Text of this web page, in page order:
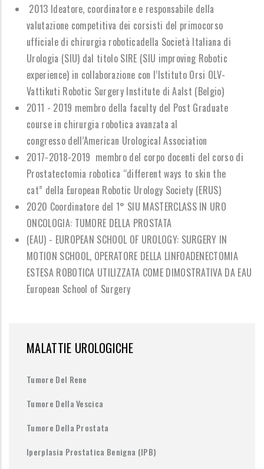
2013 Ideatore, coordinatore e responsabile della
valutazione competitiva dei corsisti del primocorso
ufficiale di chirurgia roboticadella Società Italiana di
Urologia (SIU) dal titolo SIRE (SIU improving Robotic
experience) in collaborazione con l’Istituto Orsi OLV-
Vattikuti Robotic Surgery Institute di Aalst (Belgio)
2011 - 2019 membro della faculty del Post Graduate
course in chirurgia robotica avanzata al
congresso dell’American Urological Association
2017-2018-2019 membro del corpo docenti del corso di
Prostatectomia robotica “different ways to skin the
cat” della European Robotic Urology Society (ERUS)
2020 Coordinatore del 1° SIU MASTERCLASS IN URO
ONCOLOGIA: TUMORE DELLA PROSTATA
(EAU) - EUROPEAN SCHOOL OF UROLOGY: SURGERY IN
MOTION SCHOOL, OPERATORE DELLA LINFOADENECTOMIA
ESTESA ROBOTICA UTILIZZATA COME DIMOSTRATIVA DA EAU
European School of Surgery
MALATTIE UROLOGICHE
Tumore Del Rene
Tumore Della Vescica
Tumore Della Prostata
Iperplasia Prostatica Benigna (IPB)